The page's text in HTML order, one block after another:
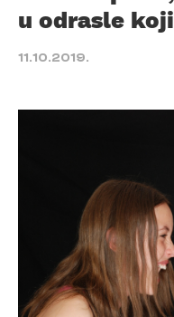
u odrasle
11.10.2019.